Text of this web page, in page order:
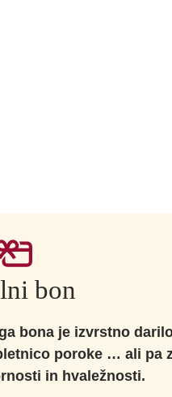
bon
bona je izvrstno
poroke … ali pa
in hvaležnosti.